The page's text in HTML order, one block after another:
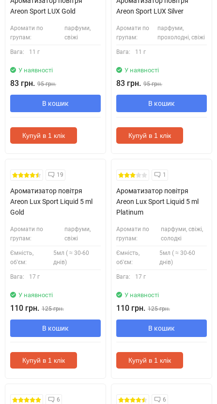
Areon Sport LUX Gold
Аромати по
групам:
парфуми,
свіжі
Вага: 11 г
У наявності
83 грн. 95 грн.
В кошик
Купуй в 1 клік
Areon Sport LUX Silver
Аромати по
групам:
парфуми,
прохолодні, свіжі
Вага: 11 г
У наявності
83 грн. 95 грн.
В кошик
Купуй в 1 клік
19
Ароматизатор повітря
Areon Lux Sport Liquid 5 ml
Gold
Аромати по
групам:
парфуми,
свіжі
Ємність,
об'єм:
5мл ( ≈ 30-60
днів)
Вага: 17 г
У наявності
110 грн. 125 грн.
В кошик
Купуй в 1 клік
1
Ароматизатор повітря
Areon Lux Sport Liquid 5 ml
Platinum
Аромати по
групам:
парфуми, свіжі,
солодкі
Ємність,
об'єм:
5мл ( ≈ 30-60
днів)
Вага: 17 г
У наявності
110 грн. 125 грн.
В кошик
Купуй в 1 клік
6 6